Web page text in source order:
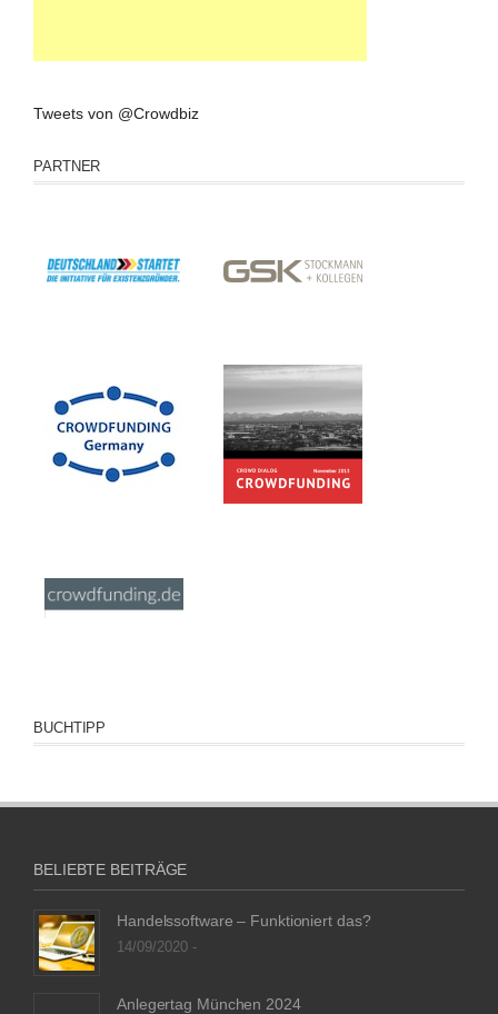
Tweets von @Crowdbiz
PARTNER
BUCHTIPP
BELIEBTE BEITRÄGE
Handelssoftware – Funktioniert das?
14/09/2020 -
Anlegertag München 2024